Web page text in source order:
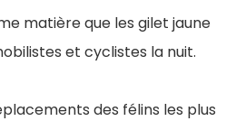
matière que les gilet jaune
et cyclistes la nuit.
des félins les plus